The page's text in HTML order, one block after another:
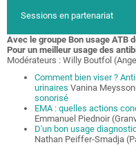
Sessions en partenariat
Avec le groupe Bon usage ATB
Pour un meilleur usage des
Modérateurs : Willy Boutfol
Comment bien viser ?
urinaires Vanina
sonorisé
EMA : quelles actions
Emmanuel Piednoir
D'un bon usage
Nathan Peiffer-Smadja